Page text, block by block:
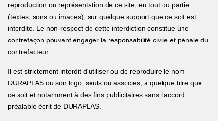
reproduction ou représentation de ce site, en tout ou partie
(textes, sons ou images), sur quelque support que ce soit est
interdite. Le non-respect de cette interdiction constitue une
contrefaçon pouvant engager la responsabilité civile et pénale du
contrefacteur.
Il est strictement interdit d'utiliser ou de reproduire le nom
DURAPLAS ou son logo, seuls ou associés, à quelque titre que
ce soit et notamment à des fins publicitaires sans l'accord
préalable écrit de DURAPLAS.